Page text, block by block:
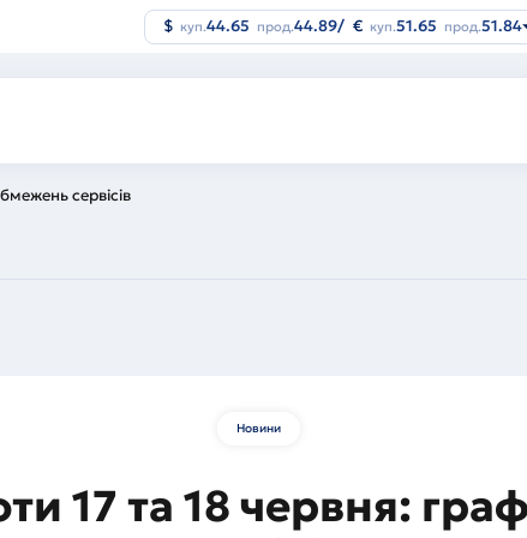
$ куп.44.65 прод.44.89/ € куп.51.65 прод.51.84
сервісів
Новини
17 та 18 червня: